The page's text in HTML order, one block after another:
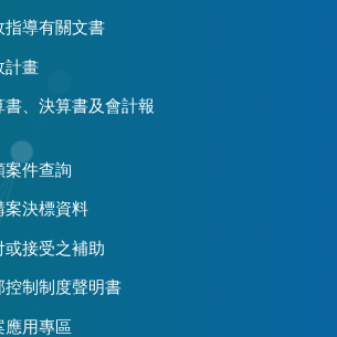
指導有關文書
計畫
書、決算書及會計報
案件查詢
案決標資料
或接受之補助
控制制度聲明書
應用專區